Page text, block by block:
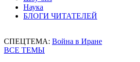
Наука
БЛОГИ ЧИТАТЕЛЕЙ
СПЕЦТЕМА: Война в Иране
ВСЕ ТЕМЫ